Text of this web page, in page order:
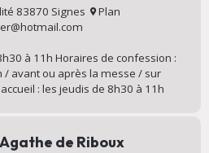
83870 Signes
Plan
à 11h Horaires de confession :
/ avant ou après la messe / sur
: les jeudis de 8h30 à 11h
de Riboux